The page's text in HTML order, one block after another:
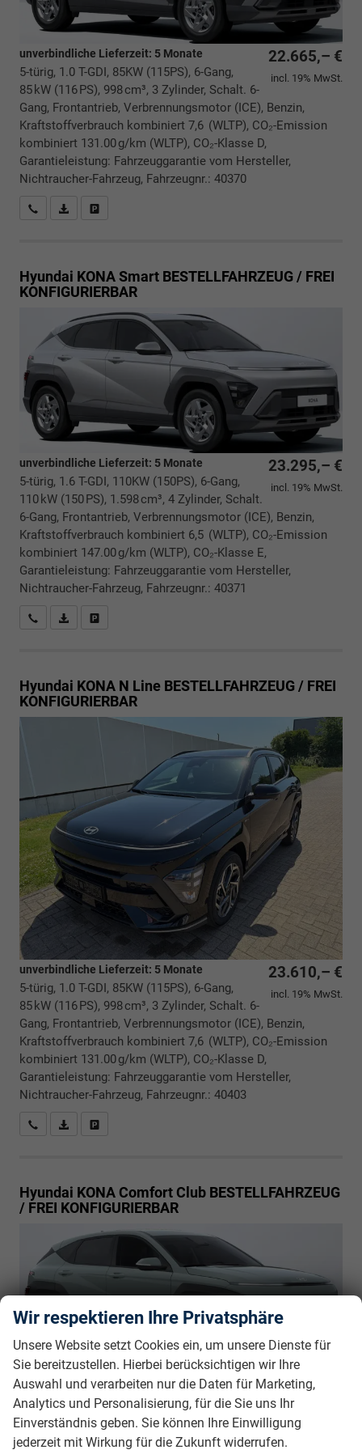
22.665,– €
incl. 19% MwSt.
unverbindliche Lieferzeit: 5 Monate
5-türig, 1.0 T-GDI, 85KW (115PS), 6-Gang,
85 kW (116 PS), 998 cm³, 3 Zylinder, Schalt. 6-
Gang, Frontantrieb, Verbrennungsmotor (ICE), Benzin,
Kraftstoffverbrauch kombiniert 7,6 (WLTP), CO₂-Emission
kombiniert 131.00 g/km (WLTP), CO₂-Klasse D,
Garantieleistung: Fahrzeuggarantie vom Hersteller,
Nichtraucher-Fahrzeug, Fahrzeugnr.: 40370
Rückrufbitte absenden
PDF-Datei, Fahrzeugexposé drucken
Hyundai KONASmart BESTELLFAHRZEUG / FREI
KONFIGURIERBAR
23.295,– €
incl. 19% MwSt.
unverbindliche Lieferzeit: 5 Monate
5-türig, 1.6 T-GDI, 110KW (150PS), 6-Gang,
110 kW (150 PS), 1.598 cm³, 4 Zylinder, Schalt.
6-Gang, Frontantrieb, Verbrennungsmotor (ICE), Benzin,
Kraftstoffverbrauch kombiniert 6,5 (WLTP), CO₂-Emission
kombiniert 147.00 g/km (WLTP), CO₂-Klasse E,
Garantieleistung: Fahrzeuggarantie vom Hersteller,
Nichtraucher-Fahrzeug, Fahrzeugnr.: 40371
Rückrufbitte absenden
PDF-Datei, Fahrzeugexposé drucken
Hyundai KONA N Line BESTELLFAHRZEUG / FREI
KONFIGURIERBAR
23.610,– €
incl. 19% MwSt.
unverbindliche Lieferzeit: 5 Monate
5-türig, 1.0 T-GDI, 85KW (115PS), 6-Gang,
85 kW (116 PS), 998 cm³, 3 Zylinder, Schalt. 6-
Gang, Frontantrieb, Verbrennungsmotor (ICE), Benzin,
Kraftstoffverbrauch kombiniert 7,6 (WLTP), CO₂-Emission
kombiniert 131.00 g/km (WLTP), CO₂-Klasse D,
Garantieleistung: Fahrzeuggarantie vom Hersteller,
Nichtraucher-Fahrzeug, Fahrzeugnr.: 40403
Rückrufbitte absenden
PDF-Datei, Fahrzeugexposé drucken
Hyundai KONAComfort Club BESTELLFAHRZEUG
/ FREI KONFIGURIERBAR
23.765,– €
incl. 19% MwSt.
unverbindliche Lieferzeit: 5 Monate
5-türig, 1.6 T-GDI, 110KW (150PS), 7-Gang DCT,
110 kW (150 PS), 1.598 cm³, 4 Zylinder, Autom.
7-Gang, Frontantrieb, Verbrennungsmotor (ICE), Benzin,
Wir respektieren Ihre Privatsphäre
Unsere Website setzt Cookies ein, um unsere Dienste für
Sie bereitzustellen. Hierbei berücksichtigen wir Ihre
Auswahl und verarbeiten nur die Daten für Marketing,
Analytics und Personalisierung, für die Sie uns Ihr
Einverständnis geben. Sie können Ihre Einwilligung
jederzeit mit Wirkung für die Zukunft widerrufen.